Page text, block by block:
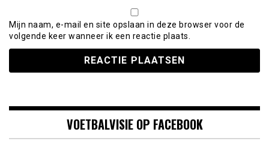
Mijn naam, e-mail en site opslaan in deze browser voor de
volgende keer wanneer ik een reactie plaats.
VOETBALVISIE OP FACEBOOK